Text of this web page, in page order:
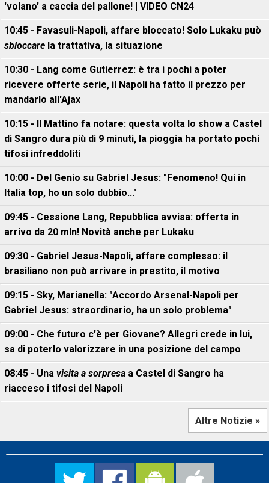
'volano' a caccia del pallone! | VIDEO CN24
10:45 - Favasuli-Napoli, affare bloccato! Solo Lukaku può
sbloccare la trattativa, la situazione
10:30 - Lang come Gutierrez: è tra i pochi a poter
ricevere offerte serie, il Napoli ha fatto il prezzo per
mandarlo all'Ajax
10:15 - Il Mattino fa notare: questa volta lo show a Castel
di Sangro dura più di 9 minuti, la pioggia ha portato pochi
tifosi infreddoliti
10:00 - Del Genio su Gabriel Jesus: "Fenomeno! Qui in
Italia top, ho un solo dubbio..."
09:45 - Cessione Lang, Repubblica avvisa: offerta in
arrivo da 20 mln! Novità anche per Lukaku
09:30 - Gabriel Jesus-Napoli, affare complesso: il
brasiliano non può arrivare in prestito, il motivo
09:15 - Sky, Marianella: "Accordo Arsenal-Napoli per
Gabriel Jesus: straordinario, ha un solo problema"
09:00 - Che futuro c'è per Giovane? Allegri crede in lui,
sa di poterlo valorizzare in una posizione del campo
08:45 - Una visita a sorpresa a Castel di Sangro ha
riacceso i tifosi del Napoli
Altre Notizie »